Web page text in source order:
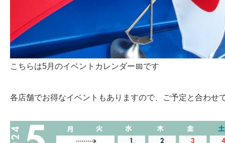
こちらは5月のイベントカレンダー📅です
各店舗でお得なイベントもありますので、ご予定と合わせ